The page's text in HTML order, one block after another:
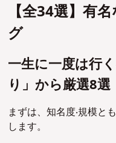
【全34選】有
グ
⼀⽣に⼀度は⾏
り」から厳選8選
まずは、知名度‧規模と
します。